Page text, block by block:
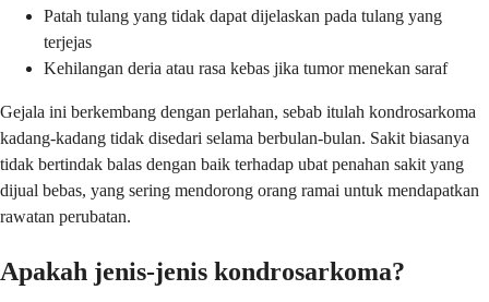
Patah tulang yang tidak dapat dijelaskan pada tulang yang
terjejas
Kehilangan deria atau rasa kebas jika tumor menekan saraf
Gejala ini berkembang dengan perlahan, sebab itulah kondrosarkoma
kadang-kadang tidak disedari selama berbulan-bulan. Sakit biasanya
tidak bertindak balas dengan baik terhadap ubat penahan sakit yang
dijual bebas, yang sering mendorong orang ramai untuk mendapatkan
rawatan perubatan.
Apakah jenis-jenis kondrosarkoma?